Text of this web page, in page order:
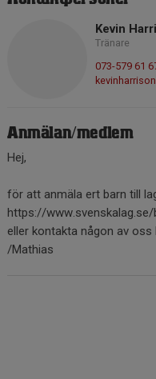
Kevin
Tränare
073-579 61
Anmälan/medlem
Hej,
för att anmäla ert barn till
https://
eller kontakta någon av oss
/Mathias